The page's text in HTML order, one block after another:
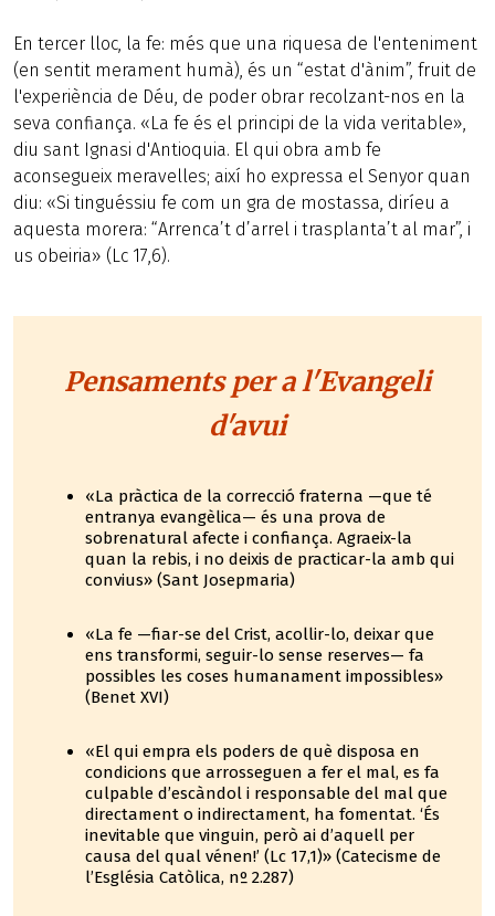
En tercer lloc, la fe: més que una riquesa de l'enteniment
(en sentit merament humà), és un “estat d'ànim”, fruit de
l'experiència de Déu, de poder obrar recolzant-nos en la
seva confiança. «La fe és el principi de la vida veritable»,
diu sant Ignasi d'Antioquia. El qui obra amb fe
aconsegueix meravelles; així ho expressa el Senyor quan
diu: «Si tinguéssiu fe com un gra de mostassa, diríeu a
aquesta morera: “Arrenca’t d’arrel i trasplanta’t al mar”, i
us obeiria» (Lc 17,6).
Pensaments per a l'Evangeli
d'avui
«La pràctica de la correcció fraterna —que té
entranya evangèlica— és una prova de
sobrenatural afecte i confiança. Agraeix-la
quan la rebis, i no deixis de practicar-la amb qui
convius» (Sant Josepmaria)
«La fe —fiar-se del Crist, acollir-lo, deixar que
ens transformi, seguir-lo sense reserves— fa
possibles les coses humanament impossibles»
(Benet XVI)
«El qui empra els poders de què disposa en
condicions que arrosseguen a fer el mal, es fa
culpable d’escàndol i responsable del mal que
directament o indirectament, ha fomentat. ‘És
inevitable que vinguin, però ai d’aquell per
causa del qual vénen!’ (Lc 17,1)» (Catecisme de
l’Església Catòlica, nº 2.287)